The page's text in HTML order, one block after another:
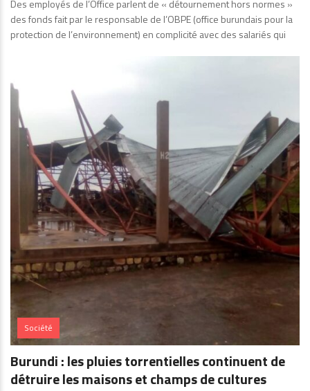
Des employés de l’Office parlent de « détournement hors normes »
des fonds fait par le responsable de l’OBPE (office burundais pour la
protection de l’environnement) en complicité avec des salariés qui
Société
Burundi : les pluies torrentielles continuent de
détruire les maisons et champs de cultures